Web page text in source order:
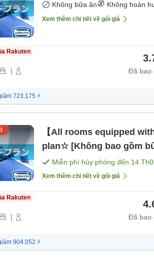
Không bữa ăn Không hoàn
Xem thêm chi tiết về gói giá
Rakuten
| Đã bao
723.175 ₫
【All rooms equipped
plan☆ [Không bao gồm
Miễn phí hủy phòng đến 14
Xem thêm chi tiết về gói giá
Rakuten
| Đã bao
904.052 ₫